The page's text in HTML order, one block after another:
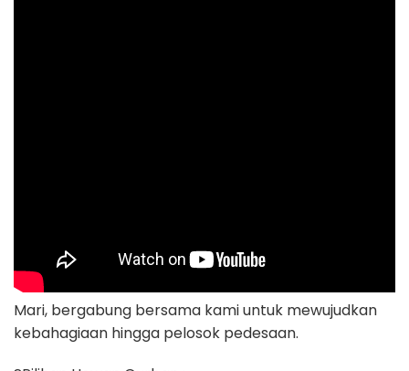
Mari, bergabung bersama kami untuk mewujudkan
kebahagiaan hingga pelosok pedesaan.